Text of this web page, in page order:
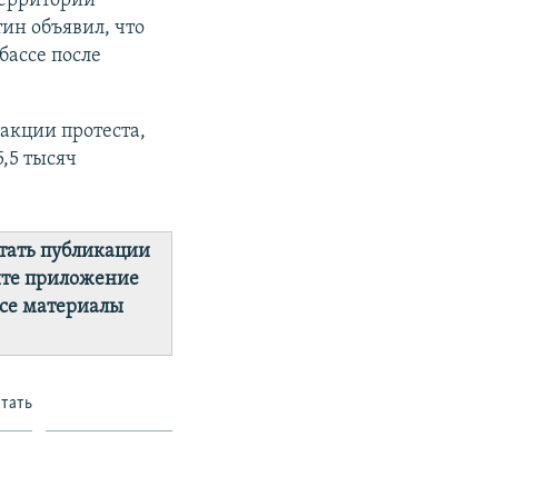
объявил, что
после
протеста,
тысяч
публикации
приложение
материалы